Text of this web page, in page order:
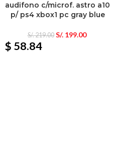
audifono c/microf. astro a10
p/ ps4 xbox1 pc gray blue
S/.219.00 S/.199.00
$ 58.84